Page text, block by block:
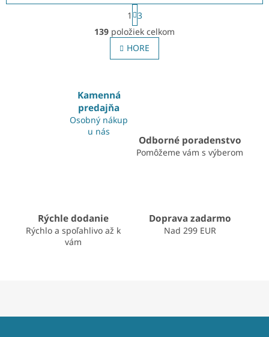
O
v
l
á
v
S
t
r
á
n
k
1
3
139 položiek celkom
HORE
Kamenná
predajňa
Osobný nákup
u nás
Odborné poradenstvo
Pomôžeme vám s výberom
Rýchle dodanie
Rýchlo a spoľahlivo až k
vám
Doprava zadarmo
Nad 299 EUR